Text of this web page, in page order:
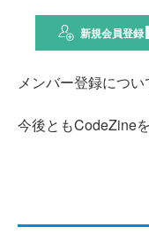
新規会員登録
メンバー登録につい
今後ともCodeZine